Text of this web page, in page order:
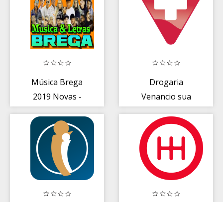
Música Brega
2019 Novas -
Drogaria
Venancio sua